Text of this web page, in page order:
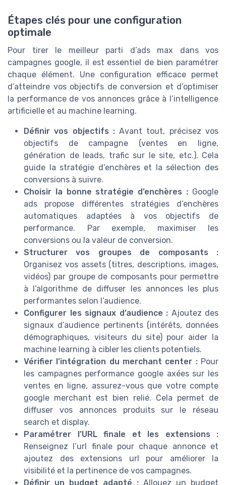
Étapes clés pour une configuration
optimale
Pour tirer le meilleur parti d’ads max dans vos
campagnes google, il est essentiel de bien paramétrer
chaque élément. Une configuration efficace permet
d’atteindre vos objectifs de conversion et d’optimiser
la performance de vos annonces grâce à l’intelligence
artificielle et au machine learning.
Définir vos objectifs :Avant tout, précisez vos
objectifs de campagne (ventes en ligne,
génération de leads, trafic sur le site, etc.). Cela
guide la stratégie d’enchères et la sélection des
conversions à suivre.
Choisir la bonne stratégie d’enchères : Google
ads propose différentes stratégies d’enchères
automatiques adaptées à vos objectifs de
performance. Par exemple, maximiser les
conversions ou la valeur de conversion.
Structurer vos groupes de composants :
Organisez vos assets (titres, descriptions, images,
vidéos) par groupe de composants pour permettre
à l’algorithme de diffuser les annonces les plus
performantes selon l’audience.
Configurer les signaux d’audience : Ajoutez des
signaux d’audience pertinents (intérêts, données
démographiques, visiteurs du site) pour aider la
machine learning à cibler les clients potentiels.
Vérifier l’intégration du merchant center :Pour
les campagnes performance google axées sur les
ventes en ligne, assurez-vous que votre compte
google merchant est bien relié. Cela permet de
diffuser vos annonces produits sur le réseau
search et display.
Paramétrer l’URL finale et les extensions :
Renseignez l’url finale pour chaque annonce et
ajoutez des extensions url pour améliorer la
visibilité et la pertinence de vos campagnes.
Définir un budget adapté : Allouez un budget